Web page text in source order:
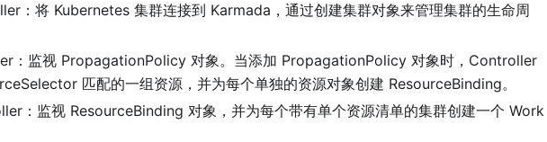
：将 Kubernetes 集群连接到 Karmada，通过创建集群对象来管理集群的生命周
：监视 PropagationPolicy 对象。当添加 PropagationPolicy 对象时，Controller
匹配的一组资源，并为每个单独的资源对象创建 ResourceBinding。
：监视 ResourceBinding 对象，并为每个带有单个资源清单的集群创建一个 Work